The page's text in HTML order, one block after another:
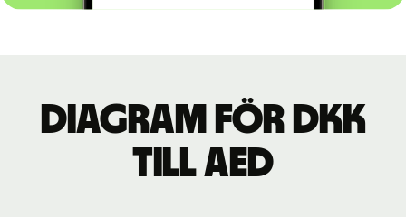
Diagram för DKK
till AED